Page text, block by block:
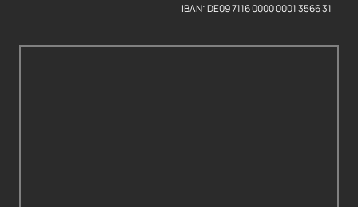
IBAN: DE09 7116 0000 0001 3566 31